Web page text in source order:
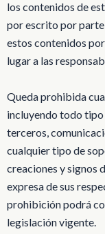
los contenidos de
por escrito por
estos contenidos
lugar a las
Queda prohibida
incluyendo todo
terceros,
cualquier tipo de
creaciones y signos
expresa de sus
prohibición podrá
legislación vigente.